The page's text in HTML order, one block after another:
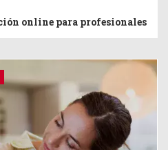
online para profesionales